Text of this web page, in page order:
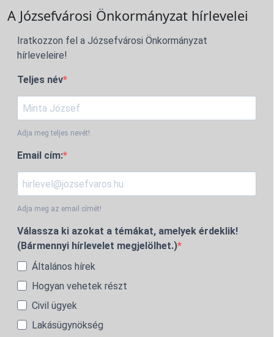
A Józsefvárosi Önkormányzat hírlevelei
Iratkozzon fel a Józsefvárosi Önkormányzat
hírleveleire!
Teljes név
Adja meg teljes nevét!
Email cím:
Adja meg az email címét!
Válassza ki azokat a témákat, amelyek érdeklik!
(Bármennyi hírlevelet megjelölhet.)
Általános hírek
Hogyan vehetek részt
Civil ügyek
Lakásügynökség